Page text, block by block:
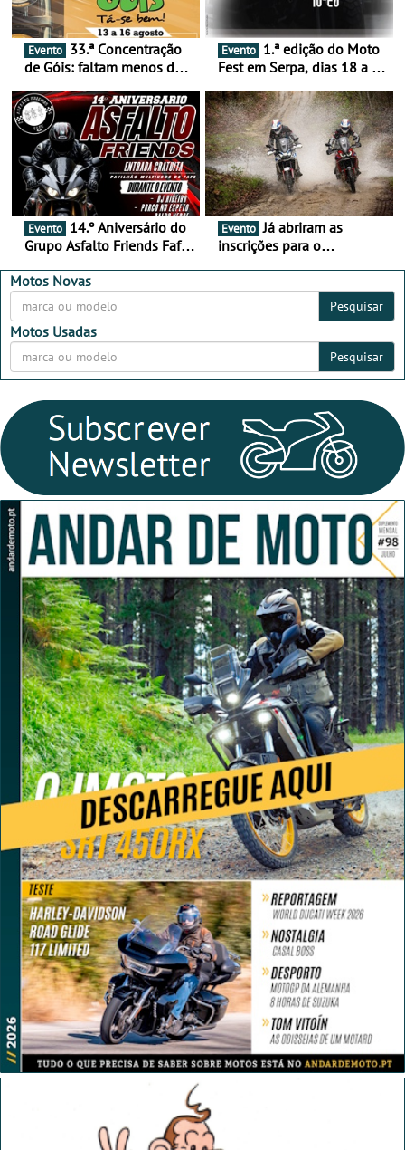
Evento
de Góis: faltam menos de
16 de agosto
Evento
Fest em Serpa, dias 18 a 20
duas rodas invade o Baixo
Alentejo
Evento
Grupo Asfalto Friends Fafe,
2026
Evento Já abriram as
inscrições para o
Motos Novas
Pesquisar
Motos Usadas
Pesquisar